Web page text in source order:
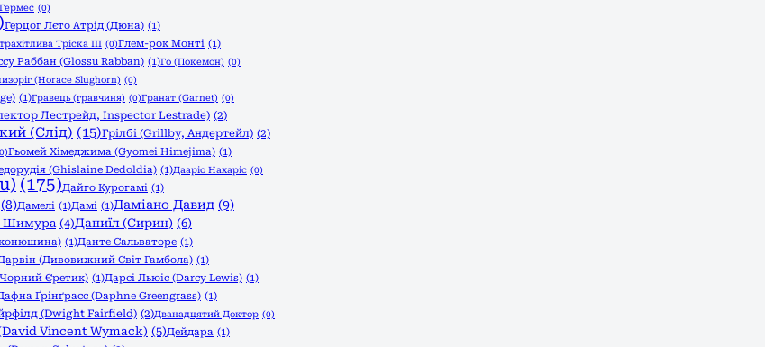
Гермес (0)
Герцог Лєто Атрід (Дюна) (1)
Тріска ІІІ (0)Глем-рок Монті (1)
Раббан (Glossu Rabban) (1)Го (Покемон) (0)
(Horace Slughorn) (0)
(1)Гравець (гравчиня) (0)Гранат (Garnet) (0)
Лестрейд, Inspector Lestrade) (2)
(Слід) (15)Грілбі (Grillby, Андертейл) (2)
Гьомей Хімеджима (Gyomei Himejima) (1)
(Ghislaine Dedoldia) (1)Дааріо Нахаріс (0)
(175)Дайго Курогамі (1)
(8)Дамелі (1)Дамі (1)Даміано Давид (9)
Шимура (4)Даниїл (Сирин) (6)
конюшина) (1)Данте Сальваторе (1)
(Дивовижний Світ Гамбола) (1)
Чорний Єретик) (1)Дарсі Льюіс (Darcy Lewis) (1)
Ґрінґрасс (Daphne Greengrass) (1)
(Dwight Fairfield) (2)Дванадцятий Доктор (0)
Vincent Wymack) (5)Дейдара (1)